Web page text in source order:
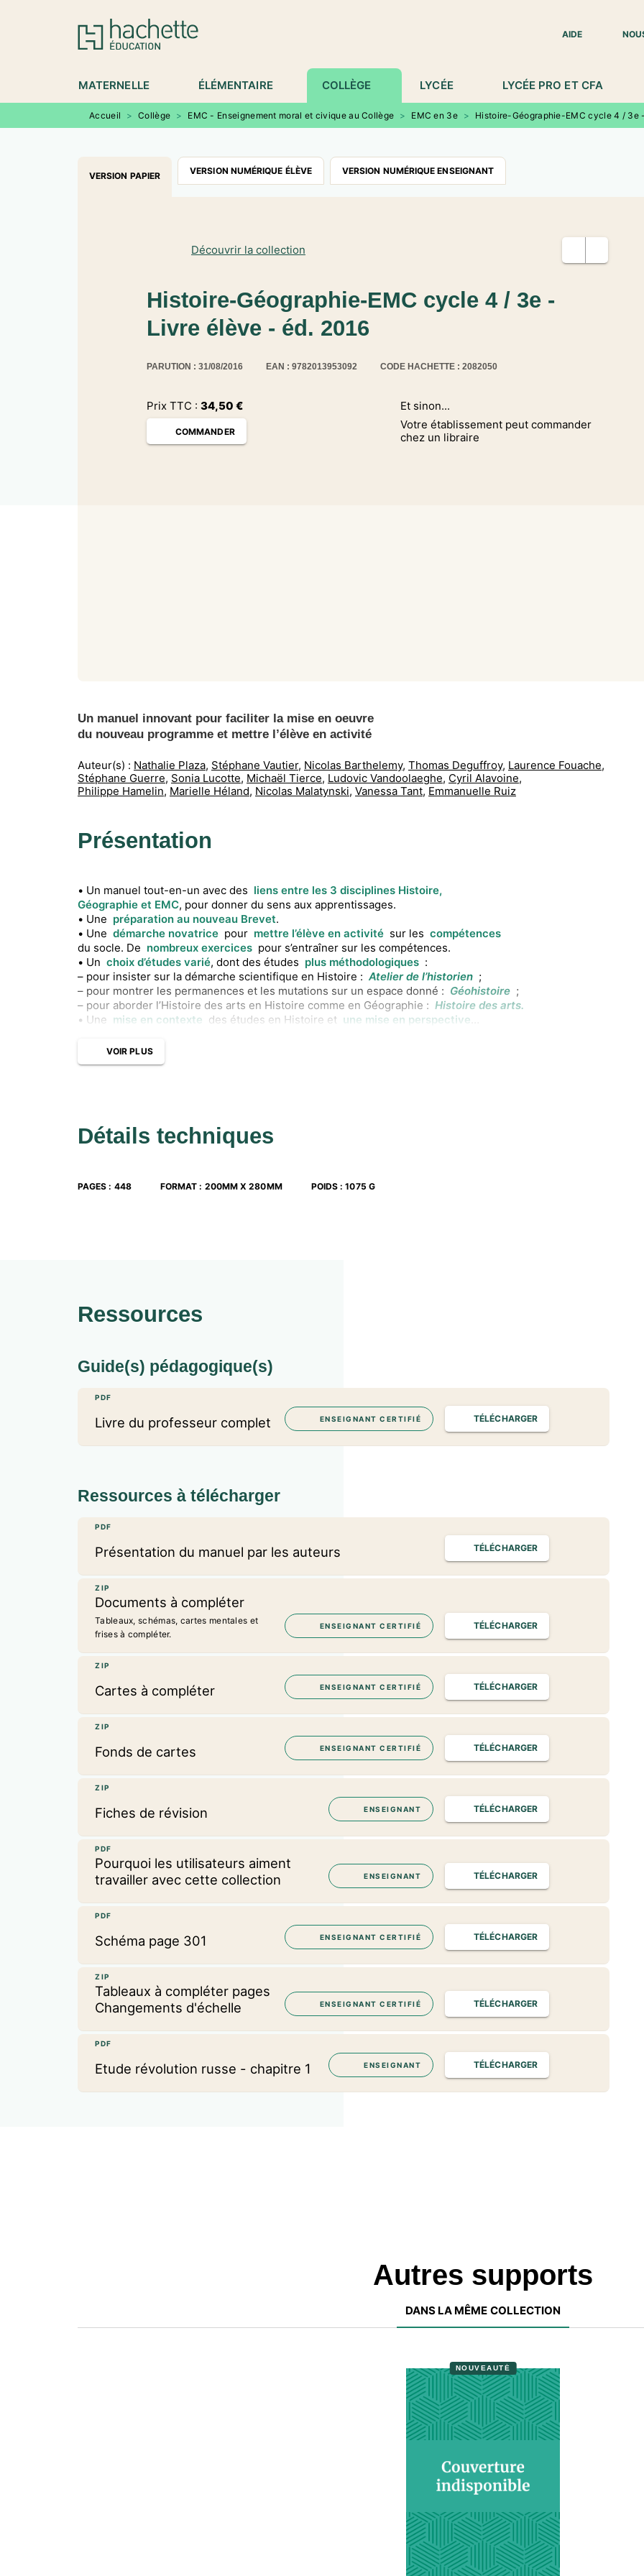
MENU RECHERCHE
AIDE
MATERNELLE ÉLÉMENTAIRE COLLÈGE LYCÉE LYCÉE PRO ET CFA
Accueil > Collège > EMC - Enseignement moral et civique au Collège > EMC en 3e > Histoire-Géographie-EMC cycle 4 / 3e
VERSION PAPIER VERSION NUMÉRIQUE ÉLÈVE VERSION NUMÉRIQUE ENSEIGNANT
Découvrir la collection
Histoire-Géographie-EMC cycle 4 / 3e -
Livre élève - éd. 2016
PARUTION : 31/08/2016 EAN : 9782013953092 CODE HACHETTE : 2082050
Prix TTC : 34,50 €
COMMANDER
Et sinon...
Votre établissement peut commander
chez un libraire
Un manuel innovant pour faciliter la mise en oeuvre
du nouveau programme et mettre l’élève en activité
Auteur(s) : Nathalie Plaza, Stéphane Vautier, Nicolas Barthelemy, Thomas Deguffroy, Laurence Fouache,
Stéphane Guerre, Sonia Lucotte, Michaël Tierce, Ludovic Vandoolaeghe, Cyril Alavoine,
Philippe Hamelin, Marielle Héland, Nicolas Malatynski, Vanessa Tant, Emmanuelle Ruiz
Présentation
• Un manuel tout-en-un avec des liens entre les 3 disciplines Histoire,
Géographie et EMC, pour donner du sens aux apprentissages.
• Une préparation au nouveau Brevet.
• Une démarche novatrice pour mettre l’élève en activité sur les compétences
du socle. De nombreux exercices pour s’entraîner sur les compétences.
• Un choix d’études varié, dont des études plus méthodologiques :
– pour insister sur la démarche scientifique en Histoire : Atelier de l’historien ;
– pour montrer les permanences et les mutations sur un espace donné : Géohistoire ;
– pour aborder l’Histoire des arts en Histoire comme en Géographie : Histoire des arts.
• Une mise en contexte des études en Histoire et une mise en perspective
• Unepage ludique
• Desmissions EPI
VOIR PLUS
Détails techniques
PAGES : 448 FORMAT : 200MM X 280MM POIDS :1075 G
Ressources
Guide(s) pédagogique(s)
PDF
Livre du professeur complet ENSEIGNANT CERTIFIÉ TÉLÉCHARGER
Ressources à télécharger
PDF
Présentation du manuel par les auteurs TÉLÉCHARGER
ZIP
Documents à compléter
Tableaux, schémas, cartes mentales et
frises à compléter.
ENSEIGNANT CERTIFIÉ TÉLÉCHARGER
ZIP
Cartes à compléter ENSEIGNANT CERTIFIÉ TÉLÉCHARGER
ZIP
Fonds de cartes ENSEIGNANT CERTIFIÉ TÉLÉCHARGER
ZIP
Fiches de révision ENSEIGNANT TÉLÉCHARGER
PDF
Pourquoi les utilisateurs aiment
travailler avec cette collection
ENSEIGNANT TÉLÉCHARGER
PDF
Schéma page 301 ENSEIGNANT CERTIFIÉ TÉLÉCHARGER
ZIP
Tableaux à compléter pages
Changements d'échelle
ENSEIGNANT CERTIFIÉ TÉLÉCHARGER
PDF
Etude révolution russe - chapitre 1 ENSEIGNANT TÉLÉCHARGER
Autres supports
DANS LA MÊME COLLECTION
NOUVEAUTÉ